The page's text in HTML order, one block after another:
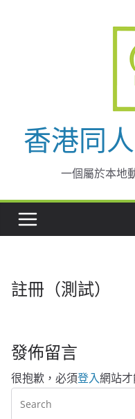
香港同
一個屬於本地
註冊（測試）
發佈留言
很抱歉，必須登入網站才